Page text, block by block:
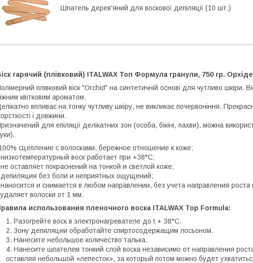
Шпатель дерев'яний для воскової депіляції (10 шт.)
гарячий (плівковий) ITALWAX Топ Формула гранули, 750 гр.
плівковий віск "Orchid" на синтетичній основі для чутливо шкіри.
квітковим ароматом.
впливає на тонку чутливу шкіру, не викликає почервоніння.
і довжини.
для епіляції делікатних зон (особа, бікіні, пахви), можна
сцепление с волосками, бережное отношение к коже;
воск работает при +38°С;
оставляет покраснений на тонкой и светлой коже;
без боли и неприятных ощущений;
и снимается в любом направлении, без учета направления роста
волоски от 1 мм.
использования пленочного воска ITALWAX Top Formula:
Разогрейте воск в электронагревателе до t + 38°С.
Зону депиляции обработайте спиртосодержащим лосьоном.
Нанесите небольшое количество талька.
Нанесите шпателем тонкий слой воска независимо от направления
оставляя небольшой «лепесток», за который потом можно будет